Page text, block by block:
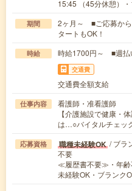
15:45 （45分休憩）
期間
2ヶ月～ ■ご応募か
タートもOK！
時給 時給1700円～ ■週払
交通費
交通費全額支給
仕事内容
看護師・准看護師
【介護施設で健康・
は…○バイタルチェ
応募資格 職種未経験OK / ブラ
不要
≪履歴書不要≫・年齢
未経験OK・ブランク